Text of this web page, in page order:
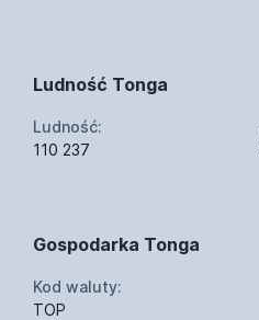
Ludność Tonga
Ludność:
110 237
Gospodarka Tonga
Kod waluty:
TOP